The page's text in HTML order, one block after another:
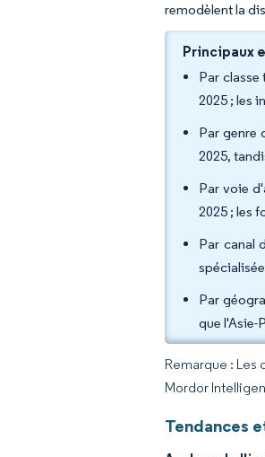
remodèlent la
Principaux
Par
2025 ; les
Par genre
2025,
Par voie
2025 ; les
Par canal
Par
que l'Asie-
Remarque :
Mordor
Tendances